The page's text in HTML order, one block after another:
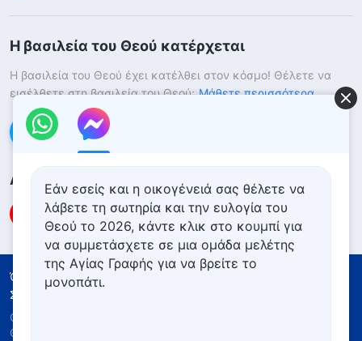
Η βασιλεία του Θεού κατέρχεται
Η βασιλεία του Θεού έχει κατέλθει στον κόσμο! Θέλετε να
εισέλθετε στη βασιλεία του Θεού; Μάθετε περισσότερα
Επικοινωνήστε μαζί μας μέσω Messenger
Ακολουθήστε μας
Όροι Χρήσης
Πολιτική απορρήτου
Συντελεστές
Copyright © 2026
Θεού
Εάν εσείς και η οικογένειά σας θέλετε να
λάβετε τη σωτηρία και την ευλογία του
Θεού το 2026, κάντε κλικ στο κουμπί για
να συμμετάσχετε σε μια ομάδα μελέτης
της Αγίας Γραφής για να βρείτε το
μονοπάτι.